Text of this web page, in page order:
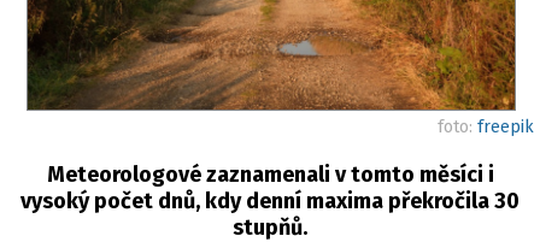
foto: freepik
Meteorologové zaznamenali v tomto měsíci i
vysoký počet dnů, kdy denní maxima překročila 30
stupňů.